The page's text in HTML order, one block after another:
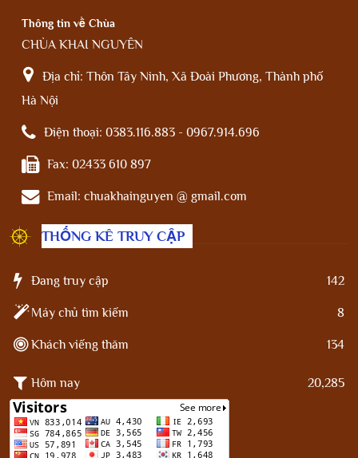
Thông tin về Chùa
CHÙA KHAI NGUYÊN
Địa chỉ: Thôn Tây Ninh, Xã Đoài Phương, Thành phố
Hà Nội
Điện thoại: 0383.116.883 - 0967.914.696
Fax: 02433 610 897
Email: chuakhainguyen @ gmail.com
THỐNG KÊ TRUY CẬP
Đang truy cập 142
Máy chủ tìm kiếm 8
Khách viếng thăm 134
Hôm nay 20,285